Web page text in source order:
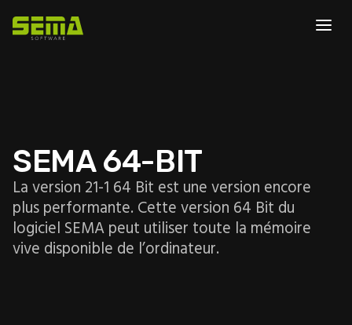
SEMA 64-BIT
La version 21-1 64 Bit est une version encore
plus performante. Cette version 64 Bit du
logiciel SEMA peut utiliser toute la mémoire
vive disponible de l’ordinateur.